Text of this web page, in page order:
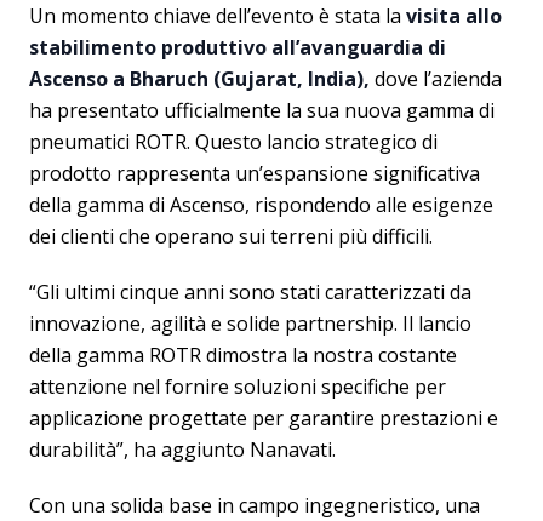
Un momento chiave dell’evento è stata la visita allo
stabilimento produttivo all’avanguardia di
Ascenso a Bharuch (Gujarat, India), dove l’azienda
ha presentato ufficialmente la sua nuova gamma di
pneumatici ROTR. Questo lancio strategico di
prodotto rappresenta un’espansione significativa
della gamma di Ascenso, rispondendo alle esigenze
dei clienti che operano sui terreni più difficili.
“Gli ultimi cinque anni sono stati caratterizzati da
innovazione, agilità e solide partnership. Il lancio
della gamma ROTR dimostra la nostra costante
attenzione nel fornire soluzioni specifiche per
applicazione progettate per garantire prestazioni e
durabilità”, ha aggiunto Nanavati.
Con una solida base in campo ingegneristico, una